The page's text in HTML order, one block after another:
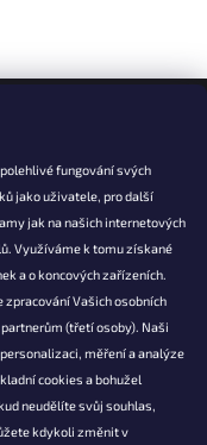
fungování svých
jako uživatele, pro další
jak na našich internetových
Využíváme k tomu získané
a o koncových zařízeních.
zpracování Vašich osobních
(třetí osoby). Naši
měření a analýze
cookies a bohužel
neudělíte svůj souhlas,
kdykoli změnit v